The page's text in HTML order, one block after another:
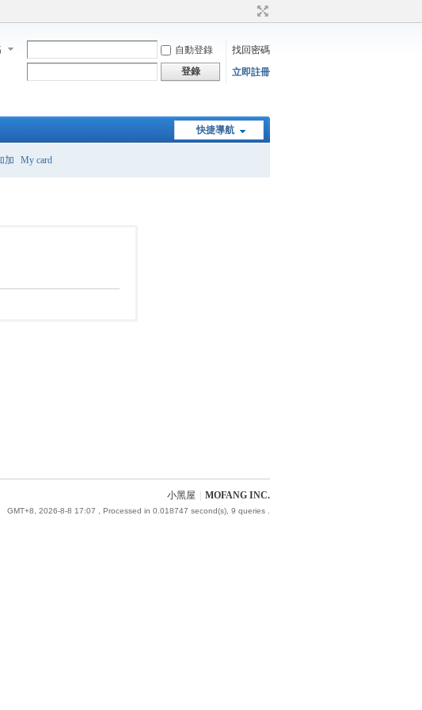
自動登錄
找回密碼
登錄 立即註冊
快捷導航
加 My card
小黑屋 MOFANG INC.
GMT+8, 2026-8-8 17:07 , Processed in 0.018747 second(s), 9 queries .